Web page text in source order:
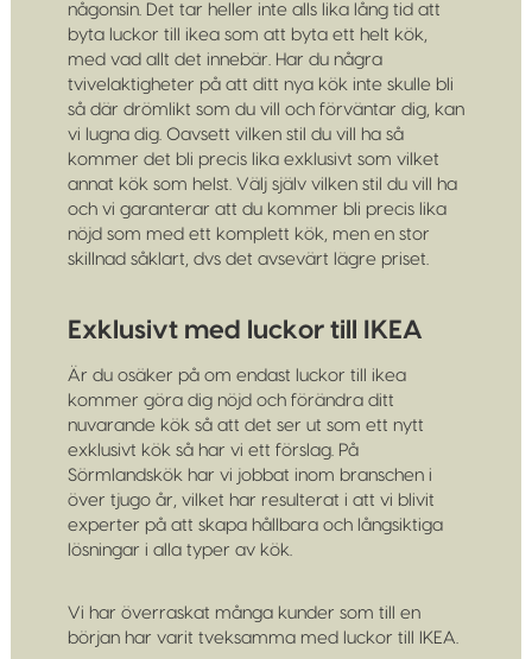
någonsin. Det tar heller inte alls lika lång tid att
byta luckor till ikea som att byta ett helt kök,
med vad allt det innebär. Har du några
tvivelaktigheter på att ditt nya kök inte skulle bli
så där drömlikt som du vill och förväntar dig, kan
vi lugna dig. Oavsett vilken stil du vill ha så
kommer det bli precis lika exklusivt som vilket
annat kök som helst. Välj själv vilken stil du vill ha
och vi garanterar att du kommer bli precis lika
nöjd som med ett komplett kök, men en stor
skillnad såklart, dvs det avsevärt lägre priset.
Exklusivt med luckor till IKEA
Är du osäker på om endast luckor till ikea
kommer göra dig nöjd och förändra ditt
nuvarande kök så att det ser ut som ett nytt
exklusivt kök så har vi ett förslag. På
Sörmlandskök har vi jobbat inom branschen i
över tjugo år, vilket har resulterat i att vi blivit
experter på att skapa hållbara och långsiktiga
lösningar i alla typer av kök.
Vi har överraskat många kunder som till en
början har varit tveksamma med luckor till IKEA.